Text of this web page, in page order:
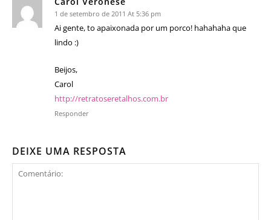
1 de setembro de 2011 At 5:36 pm
Ai gente, to apaixonada por um porco! hahahaha que
lindo :)
Beijos,
Carol
http://retratoseretalhos.com.br
Responder
DEIXE UMA RESPOSTA